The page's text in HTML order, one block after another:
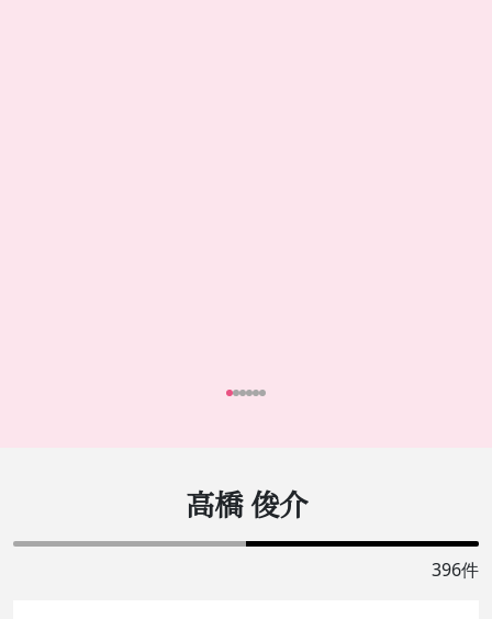
高橋 俊介
396件